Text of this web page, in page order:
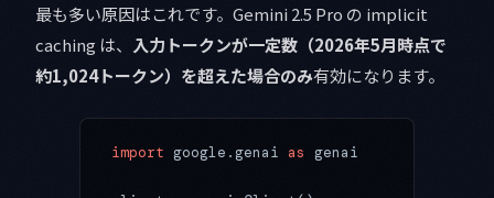
最も多い原因はこれです。Gemini 2.5 Pro の implicit
caching は、 入力トークンが一定数（2026年5月時点で
約1,024トークン）を超えた場合のみ有効になります。
import google.genai as genai